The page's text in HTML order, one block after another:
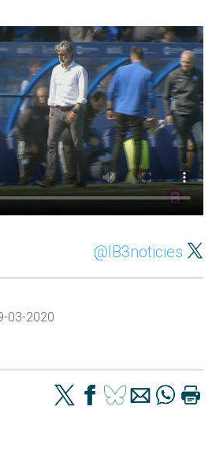
@IB3noticies
03-2020